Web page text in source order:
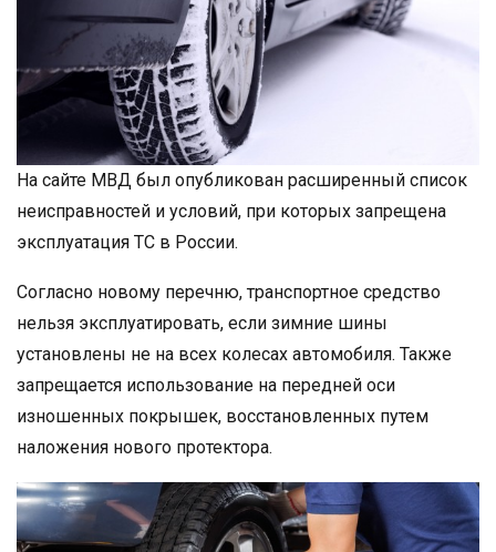
На сайте МВД был опубликован расширенный список
неисправностей и условий, при которых запрещена
эксплуатация ТС в России.
Согласно новому перечню, транспортное средство
нельзя эксплуатировать, если зимние шины
установлены не на всех колесах автомобиля. Также
запрещается использование на передней оси
изношенных покрышек, восстановленных путем
наложения нового протектора.